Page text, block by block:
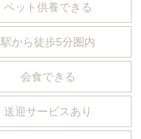
ペット供養できる
駅から徒歩5分圏内
会食できる
送迎サービスあり